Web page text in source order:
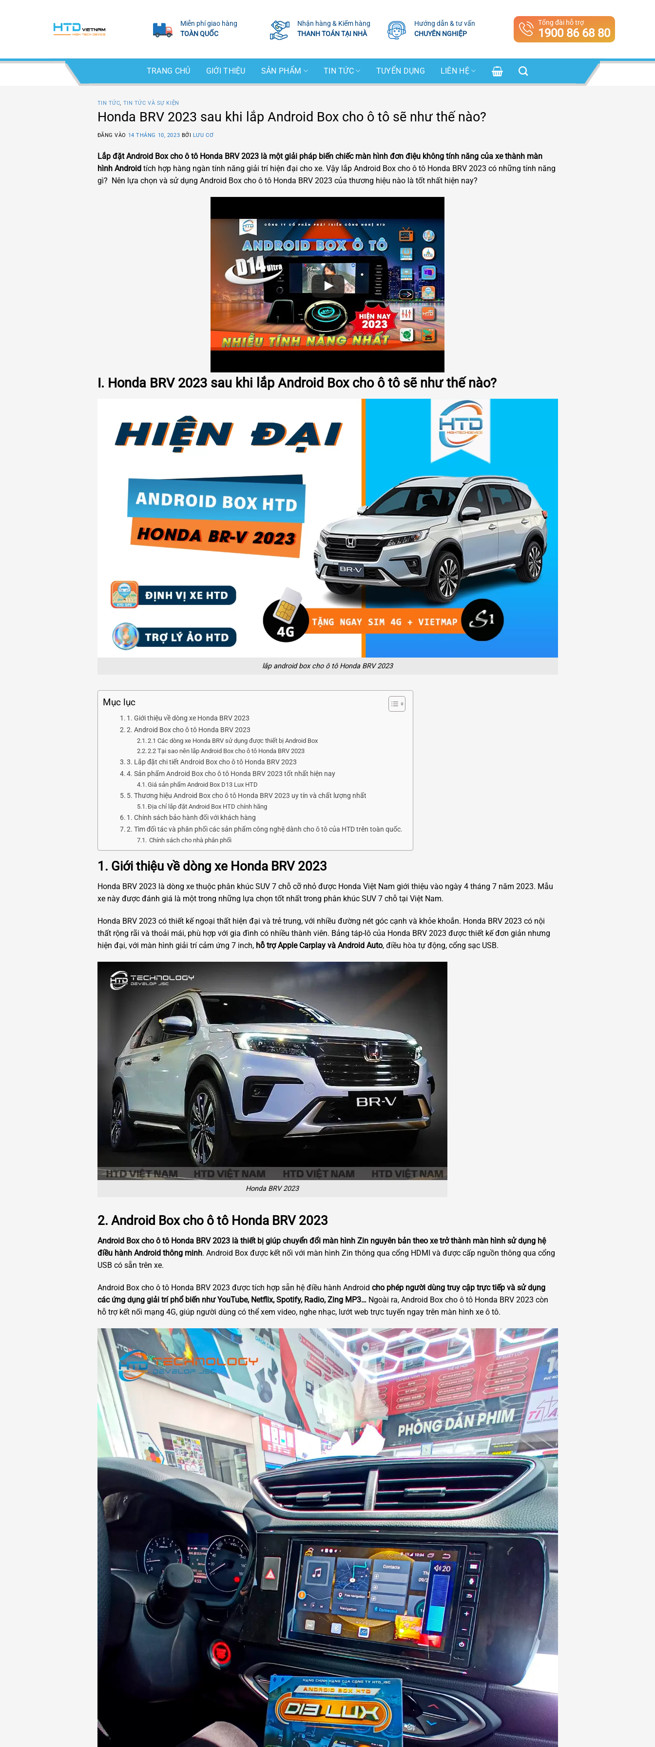
Miễn phí giao hàng
TOÀN QUỐC
Nhận hàng & Kiểm hàng
THANH TOÁN TẠI NHÀ
Hướng dẫn & tư vấn
CHUYÊN NGHIỆP
Tổng đài hỗ trợ
1900 86 68 80
TRANG CHỦ GIỚI THIỆU SẢN PHẨM TIN TỨC TUYỂN DỤNG LIÊN HỆ
TIN TỨC, TIN TỨC VÀ SỰ KIỆN
Honda BRV 2023 sau khi lắp Android Box cho ô tô sẽ như thế nào?
ĐĂNG VÀO 14 THÁNG 10, 2023 BỞI LƯU CƠ
Lắp đặt Android Box cho ô tô Honda BRV 2023 là một giải pháp biến chiếc màn hình đơn điệu không tính năng của xe thành màn
hình Androidtích hợp hàng ngàn tính năng giải trí hiện đại cho xe. Vậy lắp Android Box cho ô tô Honda BRV 2023 có những tính năng
gì? Nên lựa chọn và sử dụng Android Box cho ô tô Honda BRV 2023 của thương hiệu nào là tốt nhất hiện nay?
I. Honda BRV 2023 sau khi lắp Android Box cho ô tô sẽ như thế nào?
lắp android box cho ô tô Honda BRV 2023
Mục lục
1. Giới thiệu về dòng xe Honda BRV 2023
2. Android Box cho ô tô Honda BRV 2023
2.1 Các dòng xe Honda BRV sử dụng được thiết bị Android Box
2.2 Tại sao nên lắp Android Box cho ô tô Honda BRV 2023
3. Lắp đặt chi tiết Android Box cho ô tô Honda BRV 2023
4. Sản phẩm Android Box cho ô tô Honda BRV 2023 tốt nhất hiện nay
Giá sản phẩm Android Box D13 Lux HTD
5. Thương hiệu Android Box cho ô tô Honda BRV 2023 uy tín và chất lượng nhất
Địa chỉ lắp đặt Android Box HTD chính hãng
1. Chính sách bảo hành đối với khách hàng
2. Tìm đối tác và phân phối các sản phẩm công nghệ dành cho ô tô của HTD trên toàn quốc.
Chính sách cho nhà phân phối
1. Giới thiệu về dòng xe Honda BRV 2023
Honda BRV 2023 là dòng xe thuộc phân khúc SUV 7 chỗ cỡ nhỏ được Honda Việt Nam giới thiệu vào ngày 4 tháng 7 năm 2023. Mẫu
xe này được đánh giá là một trong những lựa chọn tốt nhất trong phân khúc SUV 7 chỗ tại Việt Nam.
Honda BRV 2023 có thiết kế ngoại thất hiện đại và trẻ trung, với nhiều đường nét góc cạnh và khỏe khoắn. Honda BRV 2023 có nội
thất rộng rãi và thoải mái, phù hợp với gia đình có nhiều thành viên. Bảng táp-lô của Honda BRV 2023 được thiết kế đơn giản nhưng
hiện đại, với màn hình giải trí cảm ứng 7 inch, hỗ trợ Apple Carplay và Android Auto, điều hòa tự động, cổng sạc USB.
Honda BRV 2023
2. Android Box cho ô tô Honda BRV 2023
Android Box cho ô tô Honda BRV 2023 là thiết bị giúp chuyển đổi màn hình Zin nguyên bản theo xe trở thành màn hình sử dụng hệ
điều hành Android thông minh. Android Box được kết nối với màn hình Zin thông qua cổng HDMI và được cấp nguồn thông qua cổng
USB có sẵn trên xe.
Android Box cho ô tô Honda BRV 2023 được tích hợp sẵn hệ điều hành Android cho phép người dùng truy cập trực tiếp và sử dụng
các ứng dụng giải trí phổ biến như YouTube, Netflix, Spotify, Radio, Zing MP3…Ngoài ra, Android Box cho ô tô Honda BRV 2023 còn
hỗ trợ kết nối mạng 4G, giúp người dùng có thể xem video, nghe nhạc, lướt web trực tuyến ngay trên màn hình xe ô tô.